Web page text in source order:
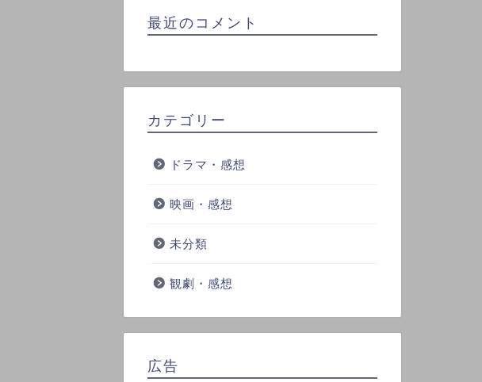
最近のコメント
カテゴリー
ドラマ・感想
映画・感想
未分類
観劇・感想
広告